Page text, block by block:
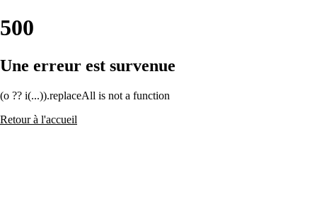
500
Une erreur est survenue
(o ?? i(...)).replaceAll is not a function
Retour à l'accueil